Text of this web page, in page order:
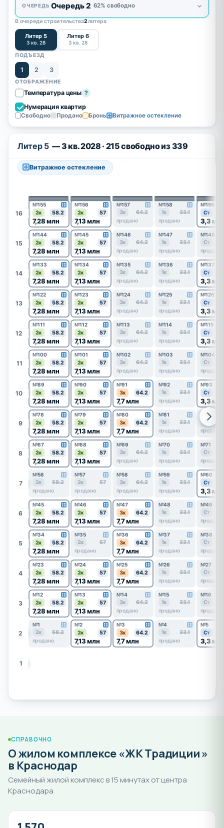
Литер 5 — 3 кв. 2028 · 215 свободно из 339
Витражное остекление
16
№155
2к 58.2
7,28 млн
№156
2к 57
7,13 млн
№157
3к
64.2
продано
№158
1к
33.1
продано
№159
Ст
3,3
15
№144
2к 58.2
7,28 млн
№145
2к 57
7,13 млн
№146
3к
64.2
продано
№147
1к
33.1
продано
№148
Ст
продано
14
№133
2к 58.2
7,28 млн
№134
2к 57
7,13 млн
№135
3к
64.2
продано
№136
1к
33.1
продано
№137
Ст
3,3
13
№122
2к 58.2
7,28 млн
№123
2к 57
7,13 млн
№124
3к
64.2
продано
№125
1к
33.1
продано
№126
Ст
3,3
12
№111
2к 58.2
7,28 млн
№112
2к 57
7,13 млн
№113
3к
64.2
продано
№114
1к
33.1
продано
№115
Ст
3,3
11
№100
2к 58.2
7,28 млн
№101
2к 57
7,13 млн
№102
3к
64.2
продано
№103
1к
33.1
продано
№104
Ст
продано
10
№89
2к 58.2
7,28 млн
№90
2к 57
7,13 млн
№91
3к 64.2
7,7 млн
№92
1к
33.1
продано
№93
Ст
3,3
9
№78
2к 58.2
7,28 млн
№79
2к 57
7,13 млн
№80
3к 64.2
7,7 млн
№81
1к
33.1
продано
№82
Ст
продано
8
№67
2к 58.2
7,28 млн
№68
2к 57
7,13 млн
№69
3к
64.2
продано
№70
1к
33.1
продано
№71
Ст
продано
7
№56
2к
58.2
продано
№57
2к
57
продано
№58
3к
64.2
продано
№59
1к
33.1
продано
№60
Ст
3,3
6
№45
2к 58.2
7,28 млн
№46
2к 57
7,13 млн
№47
3к 64.2
7,7 млн
№48
1к
33.1
продано
№49
Ст
продано
5
№34
2к 58.2
7,28 млн
№35
2к
57
продано
№36
3к 64.2
7,7 млн
№37
1к
33.1
продано
№38
Ст
продано
4
№23
2к 58.2
7,28 млн
№24
2к 57
7,13 млн
№25
3к 64.2
7,7 млн
№26
1к
33.1
продано
№27
Ст
продано
3
№12
2к 58.2
7,28 млн
№13
2к 57
7,13 млн
№14
3к
64.2
продано
№15
1к
33.1
продано
№16
Ст
продано
2
№1
2к
58.2
продано
№2
2к 57
7,13 млн
№3
3к 64.2
7,7 млн
№4
1к
33.1
продано
№5
Ст
3,3
1
ОЧЕРЕДЬ Очередь 2 62% свободно
В очереди строительства2литера
Литер 5
3 кв. 28
Литер 6
3 кв. 28
ПОДЪЕЗД
1 2 3
ОТОБРАЖЕНИЕ
Температура цены ?
Нумерация квартир
Свободно Продано Бронь Витражное остекление
СПРАВОЧНО
О жилом комплексе «ЖК Традиции »
в Краснодар
Семейный жилой комплекс в 15 минутах от центра
Краснодара